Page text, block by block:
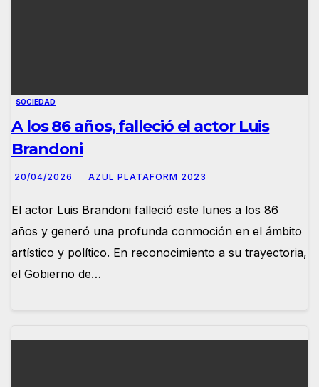
SOCIEDAD
A los 86 años, falleció el actor Luis
Brandoni
20/04/2026 AZUL PLATAFORM 2023
El actor Luis Brandoni falleció este lunes a los 86
años y generó una profunda conmoción en el ámbito
artístico y político. En reconocimiento a su trayectoria,
el Gobierno de…